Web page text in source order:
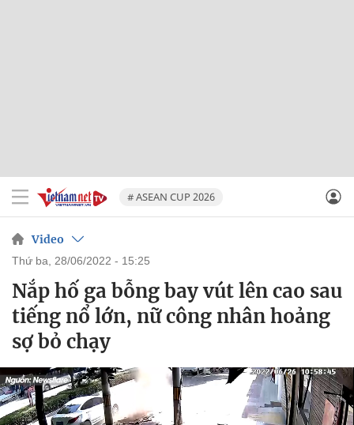
# ASEAN CUP 2026
Video
thứ ba, 28/06/2022 - 15:25
Nắp hố ga bỗng bay vút lên cao sau
tiếng nổ lớn, nữ công nhân hoảng
sợ bỏ chạy